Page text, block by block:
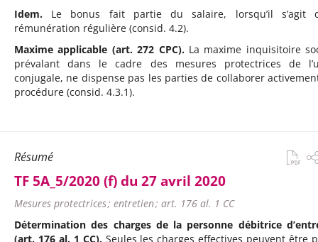
Idem. Le bonus fait partie du salaire, lorsqu’il s’agit
rémunération régulière (consid. 4.2).
Maxime applicable (art. 272 CPC).La maxime inquisitoire
prévalant dans le cadre des mesures protectrices de
conjugale, ne dispense pas les parties de collaborer
procédure (consid. 4.3.1).
Résumé
TF 5A_5/2020 (f) du 27 avril 2020
Mesures protectrices ; entretien ; art. 176 al. 1 CC
Détermination des charges de la personne débitrice
(art. 176 al. 1 CC).Seules les charges effectives peuvent être